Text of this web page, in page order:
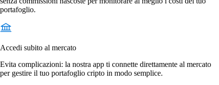
portafoglio.
Accedi subito al mercato
Evita complicazioni: la nostra app ti connette direttamente al mercato
per gestire il tuo portafoglio cripto in modo semplice.